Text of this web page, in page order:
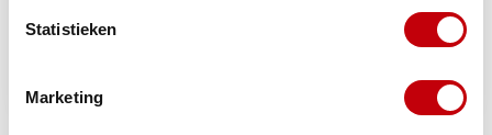
Statistieken
Marketing
kabelbinder 10cm zwart
€4,70
leverancier
kabelgoot maxi/maxi n